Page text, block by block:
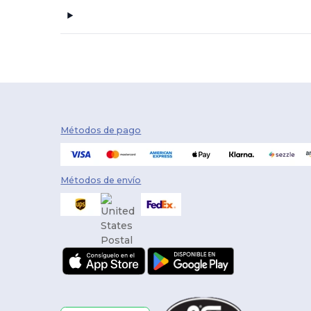
Métodos de pago
Métodos de envío